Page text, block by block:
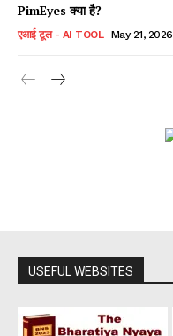
PimEyes क्या है?
एआई टूल - AI TOOL May 21, 2026
USEFUL WEBSITES